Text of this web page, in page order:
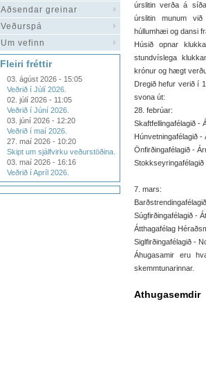
Aðsendar greinar
Veðurspá
Um vefinn
Fleiri fréttir
03. ágúst 2026 - 15:05
Veðrið í Júlí 2026.
02. júlí 2026 - 11:05
Veðrið í Júní 2026.
03. júní 2026 - 12:20
Veðrið í maí 2026.
27. maí 2026 - 10:20
Skipt um sjálfvirku veðurstöðina.
03. maí 2026 - 16:16
Veðrið í Apríl 2026.
úrslitin verða á
úrslitin munum við
húllumhæi og dansi
Húsið opnar
stundvíslega
krónur og hægt
Dregið hefur verið í
svona út:
28. febrúar:
Skaftfellingafélagið -
Húnvetningafélagið -
Önfirðingafélagið -
7. mars:
Súgfirðingafélagið -
Átthagafélag
Siglfirðingafélagið -
Áhugasamir eru
skemmtunarinnar.
Athugasemdir